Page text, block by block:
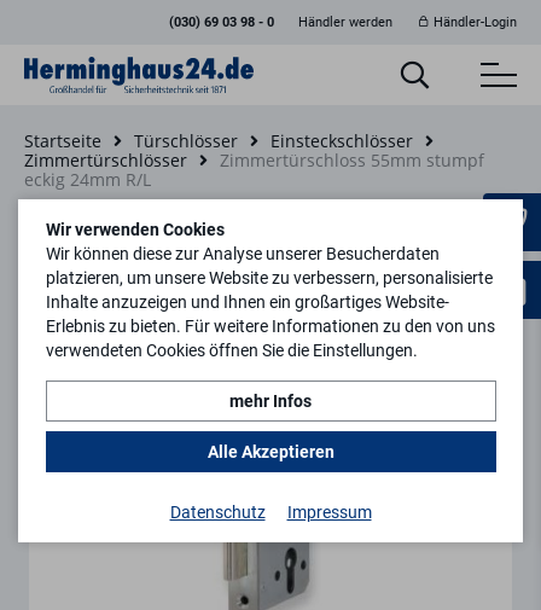
(030) 69 03 98 - 0 Händler werden Händler-Login
Startseite Türschlösser
Einsteckschlösser
Zimmertürschlösser
Zimmertürschloss 55mm stumpf
eckig 24mm R/L
Wir verwenden Cookies
Wir können diese zur Analyse unserer Besucherdaten
platzieren, um unsere Website zu verbessern, personalisierte
Inhalte anzuzeigen und Ihnen ein großartiges Website-
Erlebnis zu bieten. Für weitere Informationen zu den von uns
verwendeten Cookies öffnen Sie die Einstellungen.
mehr Infos
Alle Akzeptieren
Datenschutz Impressum